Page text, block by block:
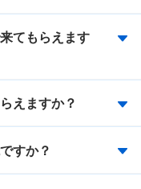
てもらえます
えますか？
すか？